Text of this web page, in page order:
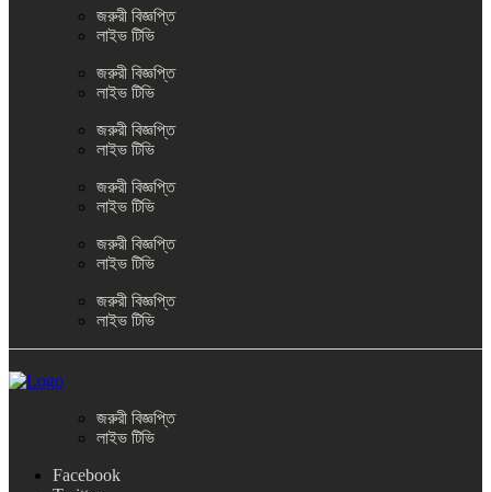
জরুরী বিজ্ঞপ্তি
লাইভ টিভি
জরুরী বিজ্ঞপ্তি
লাইভ টিভি
জরুরী বিজ্ঞপ্তি
লাইভ টিভি
জরুরী বিজ্ঞপ্তি
লাইভ টিভি
জরুরী বিজ্ঞপ্তি
লাইভ টিভি
জরুরী বিজ্ঞপ্তি
লাইভ টিভি
জরুরী বিজ্ঞপ্তি
লাইভ টিভি
Facebook